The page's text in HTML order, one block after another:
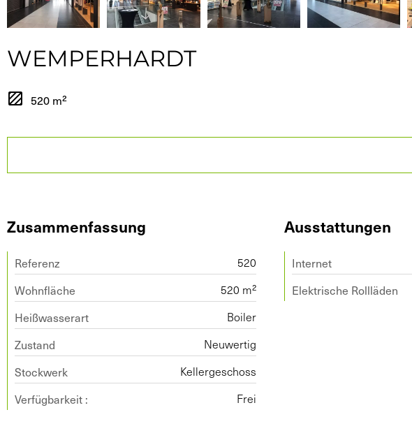
WEMPERHARDT
520 m²
Zusammenfassung
Referenz 520
Wohnfläche 520 m²
Heißwasserart Boiler
Zustand Neuwertig
Stockwerk Kellergeschoss
Verfügbarkeit : Frei
Ausstattungen
Internet
Elektrische Rollläden